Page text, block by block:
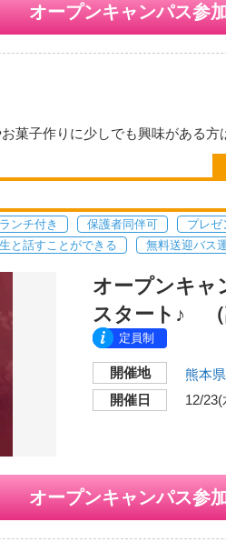
合もあります。あらかじめご了承
に関連したお仕事に興味がある方
本校
交通
●熊
方面
分
日3日前までにお申し込みくださ
合もあります。あらかじめご了承
オープンキャンパス参
菓子作りに少しでも興味がある方
行中！
い方のご参加はお控え下さい。
あります。
たします。
本校
ンチ付き 保護者同伴可 プレゼ
と話すことができる
無料送迎バス
オープンキ
スタート♪ （
定員制
開催地
熊本県
開催日
12/23(
オープンキャンパス参